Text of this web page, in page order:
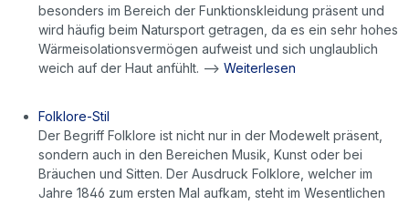
besonders im Bereich der Funktionskleidung präsent und
wird häufig beim Natursport getragen, da es ein sehr hohes
Wärmeisolationsvermögen aufweist und sich unglaublich
weich auf der Haut anfühlt. --> Weiterlesen
Folklore-Stil
Der Begriff Folklore ist nicht nur in der Modewelt präsent,
sondern auch in den Bereichen Musik, Kunst oder bei
Bräuchen und Sitten. Der Ausdruck Folklore, welcher im
Jahre 1846 zum ersten Mal aufkam, steht im Wesentlichen